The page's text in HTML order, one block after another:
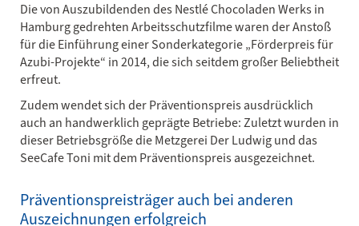
Die von Auszubildenden des Nestlé Chocoladen Werks in
Hamburg gedrehten Arbeitsschutzfilme waren der Anstoß
für die Einführung einer Sonderkategorie „Förderpreis für
Azubi-Projekte“ in 2014, die sich seitdem großer Beliebtheit
erfreut.
Zudem wendet sich der Präventionspreis ausdrücklich
auch an handwerklich geprägte Betriebe: Zuletzt wurden in
dieser Betriebsgröße die Metzgerei Der Ludwig und das
SeeCafe Toni mit dem Präventionspreis ausgezeichnet.
Präventionspreisträger auch bei anderen
Auszeichnungen erfolgreich